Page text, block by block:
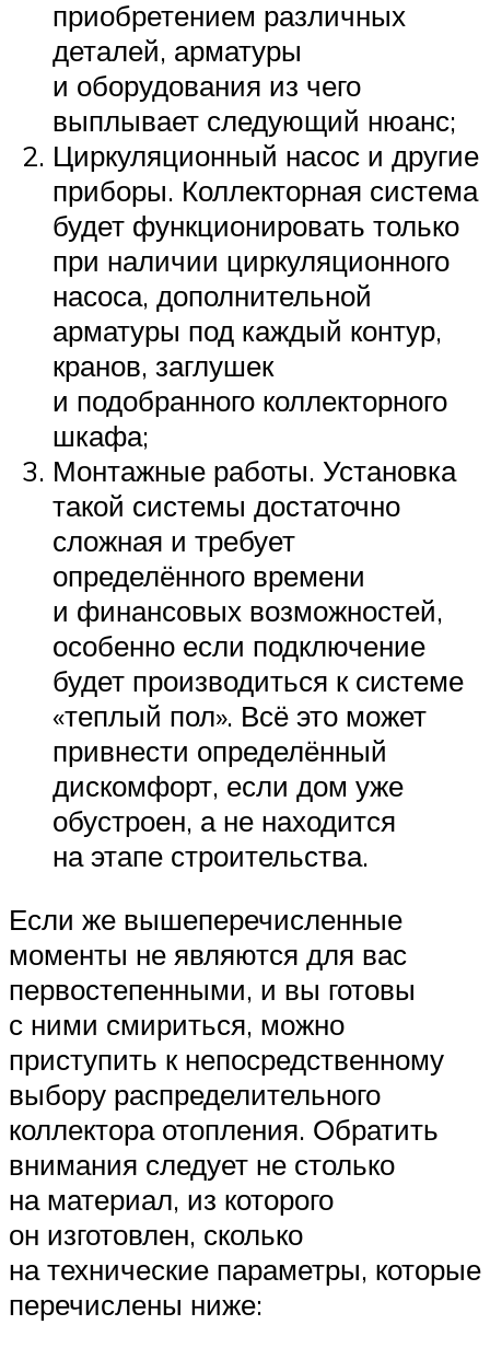
приобретением различных
деталей, арматуры
и оборудования из чего
выплывает следующий нюанс;
Циркуляционный насос и другие
приборы. Коллекторная система
будет функционировать только
при наличии циркуляционного
насоса, дополнительной
арматуры под каждый контур,
кранов, заглушек
и подобранного коллекторного
шкафа;
Монтажные работы. Установка
такой системы достаточно
сложная и требует
определённого времени
и финансовых возможностей,
особенно если подключение
будет производиться к системе
«теплый пол». Всё это может
привнести определённый
дискомфорт, если дом уже
обустроен, а не находится
на этапе строительства.
Если же вышеперечисленные
моменты не являются для вас
первостепенными, и вы готовы
с ними смириться, можно
приступить к непосредственному
выбору распределительного
коллектора отопления. Обратить
внимания следует не столько
на материал, из которого
он изготовлен, сколько
на технические параметры, которые
перечислены ниже: